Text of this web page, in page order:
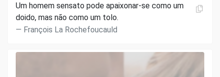
Um homem sensato pode apaixonar-se como um
doido, mas não como um tolo.
François La Rochefoucauld